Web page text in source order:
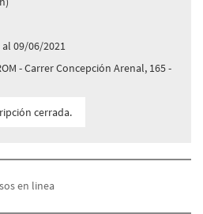
09/06/2021
- Carrer Concepción Arenal, 165 -
cerrada.
en linea